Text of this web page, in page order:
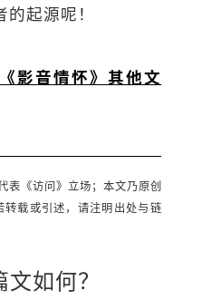
起源呢！
影音情怀》其他文
表《访问》立场；本文乃原创
载或引述，请注明出处与链
如何？